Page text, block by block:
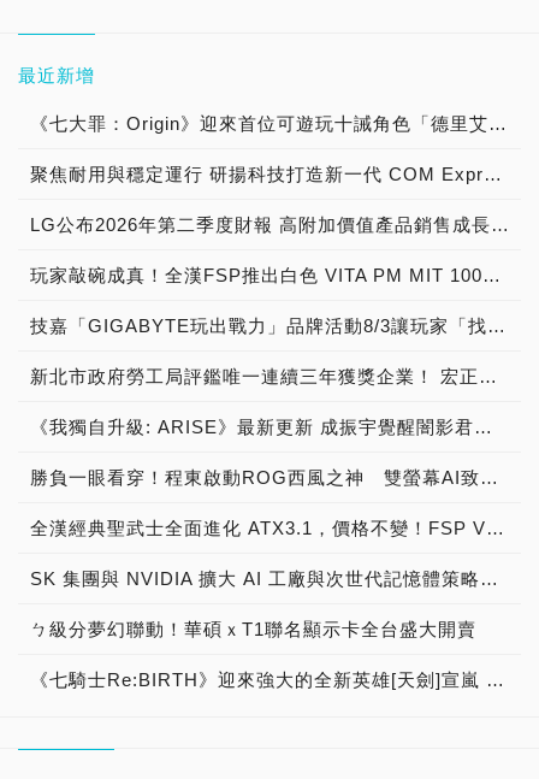
最近新增
《七大罪：Origin》迎來首位可遊玩十誡角色「德里艾利」
聚焦耐用與穩定運行 研揚科技打造新一代 COM Express Type 6 模組
LG公布2026年第二季度財報 高附加價值產品銷售成長與成本競爭力提升，營業獲利年增 147%
玩家敲碗成真！全漢FSP推出白色 VITA PM MIT 1000W 靜音電源純白上市！ MIT 白金電源首度披上純白戰袍，支援 ATX 3.1、PCIe 5.1，10年保固！
技嘉「GIGABYTE玩出戰力」品牌活動8/3讓玩家「找到專屬配備」
新北市政府勞工局評鑑唯一連續三年獲獎企業！ 宏正三度榮膺新北市政府<友善移工企業>殊榮
《我獨自升級: ARISE》最新更新 成振宇覺醒闇影君主繼承者
勝負一眼看穿！程東啟動ROG西風之神 雙螢幕AI致勝全局
全漢經典聖武士全面進化 ATX3.1，價格不變！FSP VIC BD+ 電競入門最強銅牌電源！ ATX 3.1、全新壓紋線材、登錄享 5 年保固，打造新世代入門電競首選
SK 集團與 NVIDIA 擴大 AI 工廠與次世代記憶體策略合作 規模逾 5,000 億美元的 NVIDIA-SK AI 計畫（NVIDIA-SK AI Initiative）， 涵蓋 SK Telecom 最高達 2GW 的 AI 工廠，以及與 SK 海力士的長期 AI 記憶體合作
ㄅ級分夢幻聯動！華碩ｘT1聯名顯示卡全台盛大開賣
《七騎士Re:BIRTH》迎來強大的全新英雄[天劍]宣嵐 同步推出韓國主題劇情